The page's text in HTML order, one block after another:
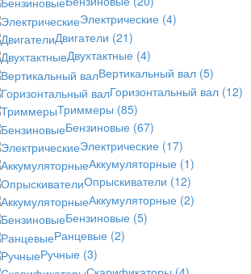
Электрические (4)
Двигатели (21)
Двухтактные (4)
Вертикальный вал (5)
Горизонтальный вал (12)
Триммеры (85)
Бензиновые (67)
Электрические (17)
Аккумуляторные (1)
Опрыскиватели (12)
Аккумуляторные (2)
Бензиновые (5)
Ранцевые (2)
Ручные (3)